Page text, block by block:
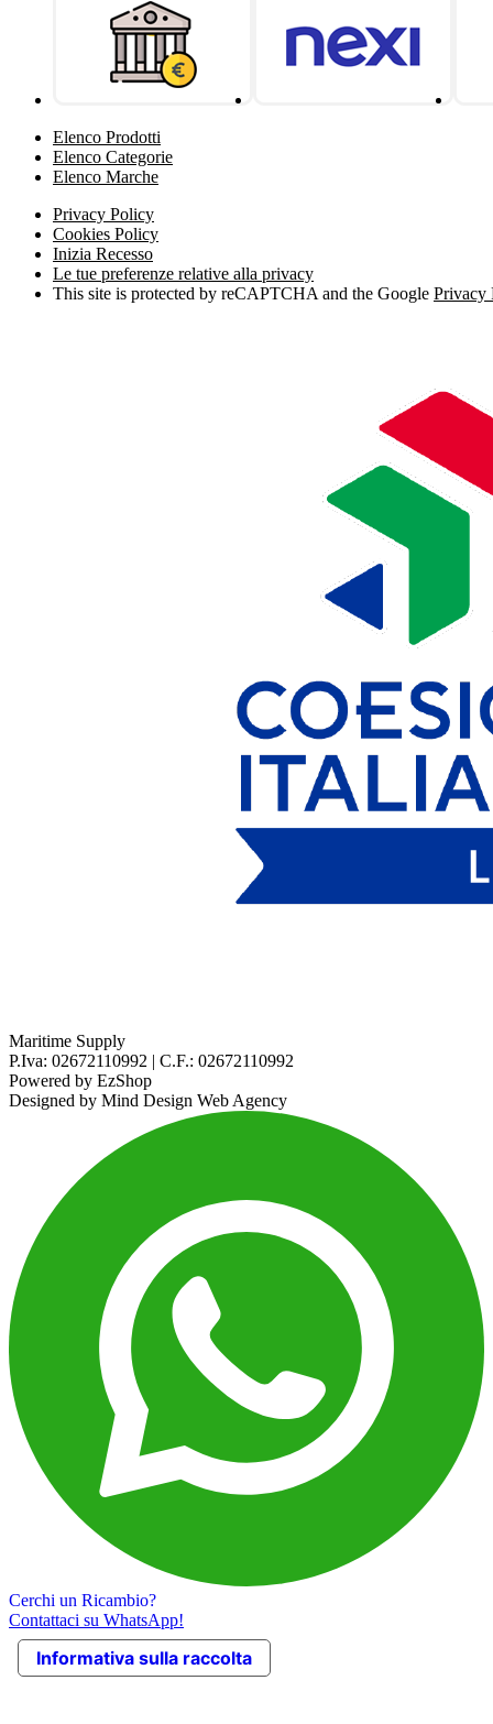
Elenco Prodotti
Elenco Categorie
Elenco Marche
Privacy Policy
Cookies Policy
Inizia Recesso
Le tue preferenze relative alla privacy
This site is protected by reCAPTCHA and the Google Privacy
Maritime Supply
P.Iva: 02672110992 | C.F.: 02672110992
Powered by EzShop
Designed by Mind Design Web Agency
Cerchi un Ricambio?
Contattaci su WhatsApp!
Informativa sulla raccolta